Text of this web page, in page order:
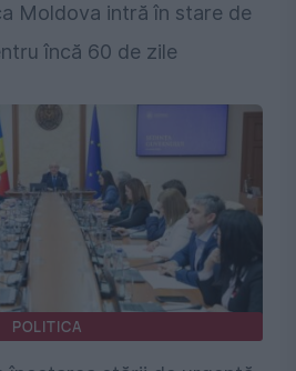
Moldova intră în stare de
încă 60 de zile
POLITICA